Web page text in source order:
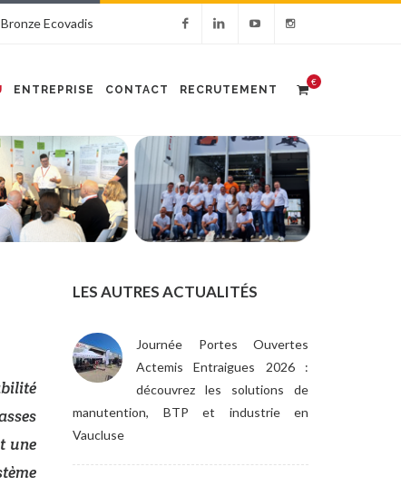
Bronze Ecovadis
ENTREPRISE CONTACT RECRUTEMENT
€
une
LES AUTRES ACTUALITÉS
Journée Portes Ouvertes
Actemis Entraigues 2026 :
découvrez les solutions de
manutention, BTP et industrie en
Vaucluse